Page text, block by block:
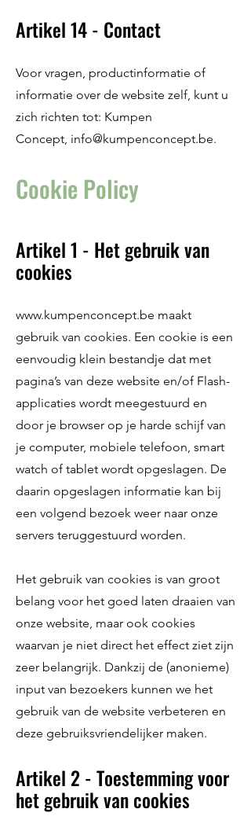
Artikel 14 - Contact
Voor vragen, productinformatie of
informatie over de website zelf, kunt u
zich richten tot: Kumpen
Concept, info@kumpenconcept.be.
Cookie Policy
Artikel 1 - Het gebruik van
cookies
www.kumpenconcept.be maakt
gebruik van cookies. Een cookie is een
eenvoudig klein bestandje dat met
pagina’s van deze website en/of Flash-
applicaties wordt meegestuurd en
door je browser op je harde schijf van
je computer, mobiele telefoon, smart
watch of tablet wordt opgeslagen. De
daarin opgeslagen informatie kan bij
een volgend bezoek weer naar onze
servers teruggestuurd worden.
Het gebruik van cookies is van groot
belang voor het goed laten draaien van
onze website, maar ook cookies
waarvan je niet direct het effect ziet zijn
zeer belangrijk. Dankzij de (anonieme)
input van bezoekers kunnen we het
gebruik van de website verbeteren en
deze gebruiksvriendelijker maken.
Artikel 2 - Toestemming voor
het gebruik van cookies